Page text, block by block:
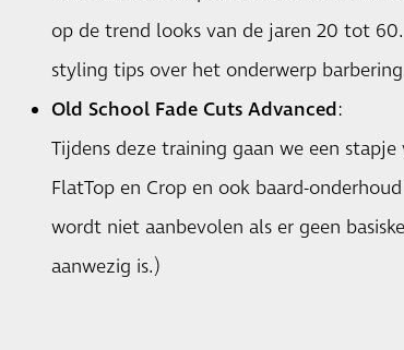
op de trend looks van de jaren 20 tot
styling tips over het onderwerp
Old School Fade Cuts Advanced:
Tijdens deze training gaan we een stapje
FlatTop en Crop en ook baard-
wordt niet aanbevolen als er geen
aanwezig is.)